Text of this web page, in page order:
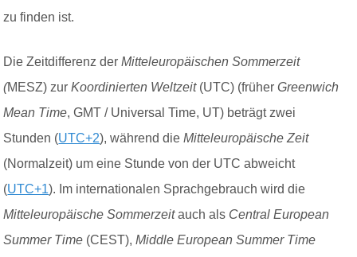
zu finden ist.
Die Zeitdifferenz derMitteleuropäischen Sommerzeit
(MESZ) zur Koordinierten Weltzeit(UTC) (früherGreenwich
Mean Time, GMT / Universal Time, UT) beträgt zwei
Stunden (UTC+2), während dieMitteleuropäische Zeit
(Normalzeit) um eine Stunde von der UTC abweicht
(UTC+1). Im internationalen Sprachgebrauch wird die
Mitteleuropäische Sommerzeitauch als Central European
Summer Time (CEST),Middle European Summer Time